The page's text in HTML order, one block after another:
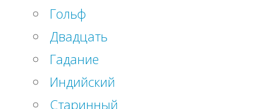
Гольф
Двадцать
Гадание
Индийский
Старинный